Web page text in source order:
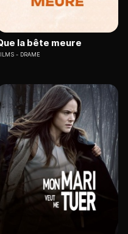
la bête meure
DRAME